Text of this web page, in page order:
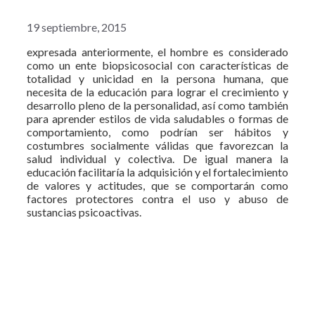
19 septiembre, 2015
expresada anteriormente, el hombre es considerado
como un ente biopsicosocial con características de
totalidad y unicidad en la persona humana, que
necesita de la educación para lograr el crecimiento y
desarrollo pleno de la personalidad, así como también
para aprender estilos de vida saludables o formas de
comportamiento, como podrían ser hábitos y
costumbres socialmente válidas que favorezcan la
salud individual y colectiva. De igual manera la
educación facilitaría la adquisición y el fortalecimiento
de valores y actitudes, que se comportarán como
factores protectores contra el uso y abuso de
sustancias psicoactivas.